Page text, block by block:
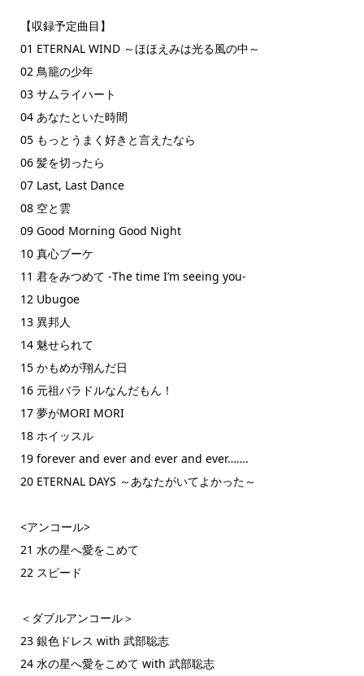
【収録予定曲目】
01 ETERNAL WIND ～ほほえみは光る風の中～
02 鳥籠の少年
03 サムライハート
04 あなたといた時間
05 もっとうまく好きと言えたなら
06 髪を切ったら
07 Last, Last Dance
08 空と雲
09 Good Morning Good Night
10 真心ブーケ
11 君をみつめて -The time I’m seeing you-
12 Ubugoe
13 異邦人
14 魅せられて
15 かもめが翔んだ日
16 元祖バラドルなんだもん！
17 夢がMORI MORI
18 ホイッスル
19 forever and ever and ever and ever…….
20 ETERNAL DAYS ～あなたがいてよかった～
<アンコール>
21 水の星へ愛をこめて
22 スピード
＜ダブルアンコール＞
23 銀色ドレス with 武部聡志
24 水の星へ愛をこめて with 武部聡志